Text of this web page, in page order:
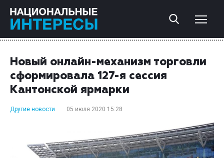
Новый онлайн-механизм торговли
сформировала 127-я сессия
Кантонской ярмарки
Другие новости 05 июля 2020 15:28